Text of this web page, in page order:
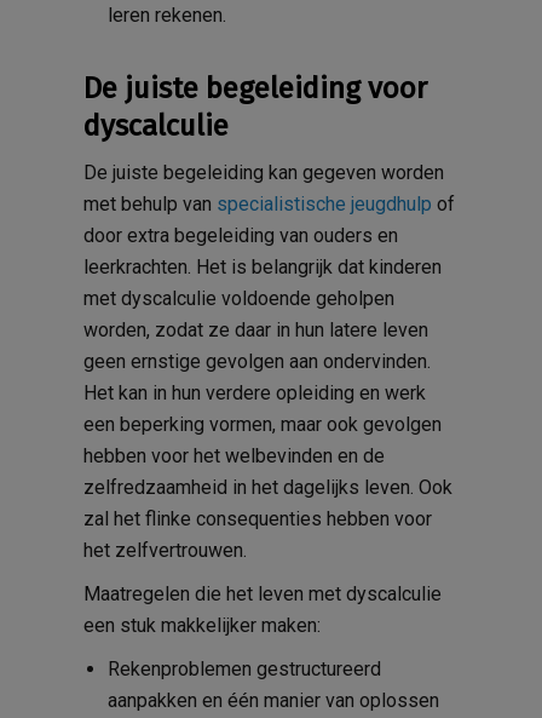
leren rekenen.
De juiste begeleiding voor
dyscalculie
De juiste begeleiding kan gegeven worden
met behulp van specialistische jeugdhulp of
door extra begeleiding van ouders en
leerkrachten. Het is belangrijk dat kinderen
met dyscalculie voldoende geholpen
worden, zodat ze daar in hun latere leven
geen ernstige gevolgen aan ondervinden.
Het kan in hun verdere opleiding en werk
een beperking vormen, maar ook gevolgen
hebben voor het welbevinden en de
zelfredzaamheid in het dagelijks leven. Ook
zal het flinke consequenties hebben voor
het zelfvertrouwen.
Maatregelen die het leven met dyscalculie
een stuk makkelijker maken:
Rekenproblemen gestructureerd
aanpakken en één manier van oplossen